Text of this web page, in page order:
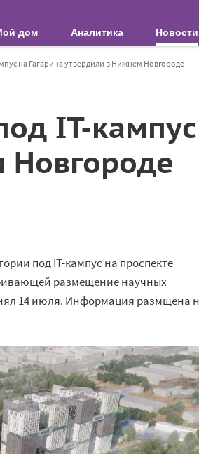
дом Аналитика Новости
на Гагарина утвердили в Нижнем Новгороде
IT-
под IT-кампус на проспекте
размещение научных
14 июля. Информация размщена